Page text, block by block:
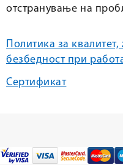
отстранување на
Политика за
безбедност при
Сертификат